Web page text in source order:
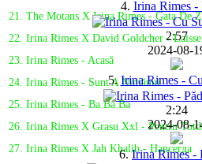
21. The Motans X Irina Rimes - Gata De
22. Irina Rimes X David Goldcher -
23. Irina Rimes - Acasă
24. Irina Rimes - Sunt A Nimănui
25. Irina Rimes - Ba Ba Ba
26. Irina Rimes X Grasu Xxl - Pentru
27. Irina Rimes X Jah Khalib - Навсегда
4. Irina Rimes -
2:57
2024-08-
5. Irina Rimes -
2:24
2024-08-
6.Irina Rimes -